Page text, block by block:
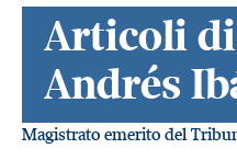
Articoli
Andrés
Magistrato emerito del